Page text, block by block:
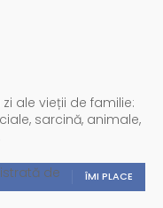
ale vieții de familie:
sarcină, animale,
ÎMI PLACE
de